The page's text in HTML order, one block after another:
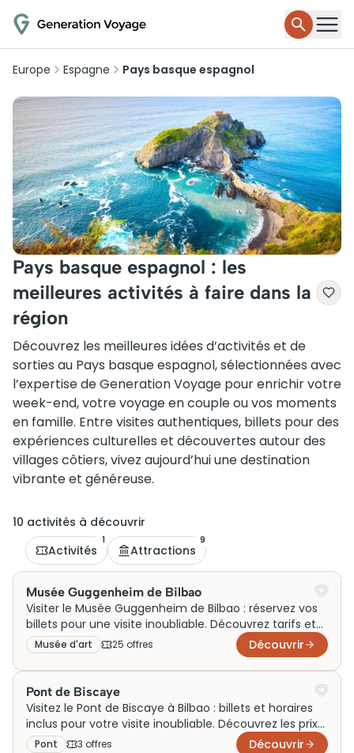
Europe Espagne Pays basque espagnol
Pays basque espagnol : les
meilleures activités à faire dans la
région
Découvrez les meilleures idées d’activités et de
sorties au Pays basque espagnol, sélectionnées avec
l’expertise de Generation Voyage pour enrichir votre
week-end, votre voyage en couple ou vos moments
en famille. Entre visites authentiques, billets pour des
expériences culturelles et découvertes autour des
villages côtiers, vivez aujourd’hui une destination
vibrante et généreuse.
10 activités à découvrir
Activités
1
Attractions
9
Musée Guggenheim de Bilbao
Visiter le Musée Guggenheim de Bilbao : réservez vos
billets pour une visite inoubliable. Découvrez tarifs et
horaires dès maintenant !
Musée d'art 25 offres Découvrir
Pont de Biscaye
Visitez le Pont de Biscaye à Bilbao : billets et horaires
inclus pour votre visite inoubliable. Découvrez les prix
et planifiez votre aventure dès maintenant !
Pont 3 offres Découvrir